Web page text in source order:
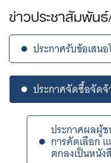
ข่าวประชาสัมพัน
ประกาศรับข้อเสนอ
ประกาศจัดซื้อจัดจ้
ประกาศผลผู้
การคัดเลือก
ตกลงเป็นหนัง